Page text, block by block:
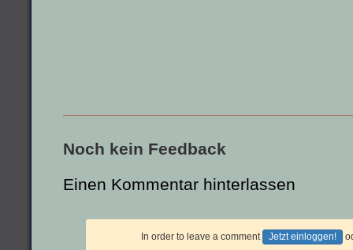
Noch kein Feedback
Einen Kommentar hinterlassen
In order to leave a comment Jetzt einloggen!